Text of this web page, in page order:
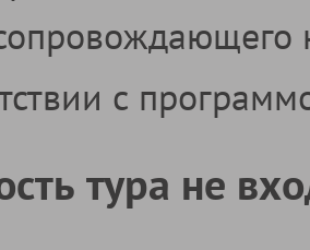
с
тура не